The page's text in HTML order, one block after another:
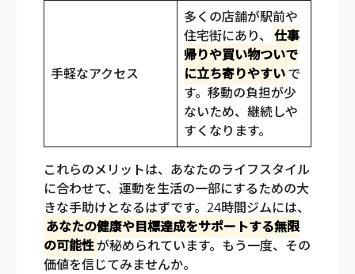
手軽なアクセス
多くの店舗が駅前や
住宅街にあり、 仕事
帰りや買い物ついで
に立ち寄りやすいで
す。移動の負担が少
ないため、継続しや
すくなります。
これらのメリットは、あなたのライフスタイル
に合わせて、運動を生活の一部にするための大
きな手助けとなるはずです。24時間ジムには、
あなたの健康や目標達成をサポートする無限
の可能性が秘められています。もう一度、その
価値を信じてみませんか。